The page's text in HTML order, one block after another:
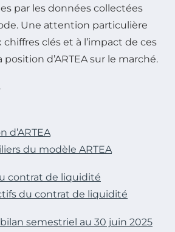
par les données collectées
Une attention particulière
chiffres clés et à l’impact de ces
d’ARTEA sur le marché.
d’ARTEA
du modèle ARTEA
contrat de liquidité
du contrat de liquidité
semestriel au 30 juin 2025